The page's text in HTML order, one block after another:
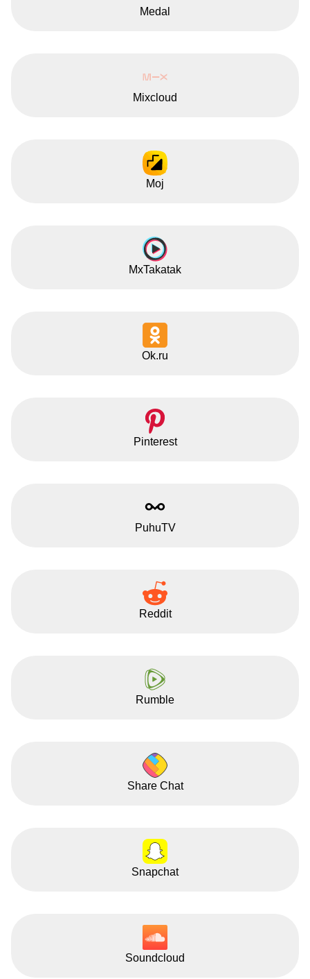
Medal
Mixcloud
Moj
MxTakatak
Ok.ru
Pinterest
PuhuTV
Reddit
Rumble
Share Chat
Snapchat
Soundcloud